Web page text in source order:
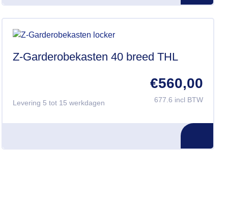
Z-Garderobekasten 40 breed THL
Levering 5 tot 15 werkdagen
€560,00
677.6 incl BTW